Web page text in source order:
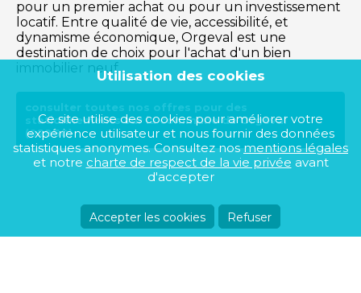
pour un premier achat ou pour un investissement
locatif. Entre qualité de vie, accessibilité, et
dynamisme économique, Orgeval est une
destination de choix pour l'achat d'un bien
immobilier neuf.
consulter toutes nos offres pour des
stationnements sur la commune de Orgeval
(02860)
Utilisation des cookies
Ce site utilise des cookies pour améliorer votre
expérience utilisateur et nous fournir des données
statistiques anonymes. Consultez nosmentions légales
et notre charte de respect de la vie privée avant
d'accepter
Accepter les cookies Refuser